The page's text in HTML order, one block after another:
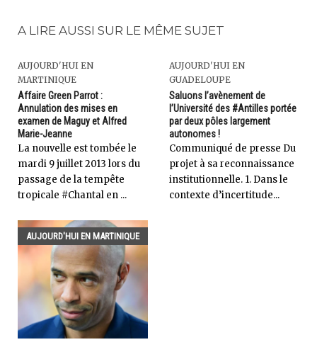
A LIRE AUSSI SUR LE MÊME SUJET
AUJOURD'HUI EN
MARTINIQUE
Affaire Green Parrot :
Annulation des mises en
examen de Maguy et Alfred
Marie-Jeanne
La nouvelle est tombée le
mardi 9 juillet 2013 lors du
passage de la tempête
tropicale #Chantal en ...
AUJOURD'HUI EN
GUADELOUPE
Saluons l’avènement de
l’Université des #Antilles portée
par deux pôles largement
autonomes !
Communiqué de presse Du
projet à sa reconnaissance
institutionnelle. 1. Dans le
contexte d’incertitude...
AUJOURD'HUI EN MARTINIQUE